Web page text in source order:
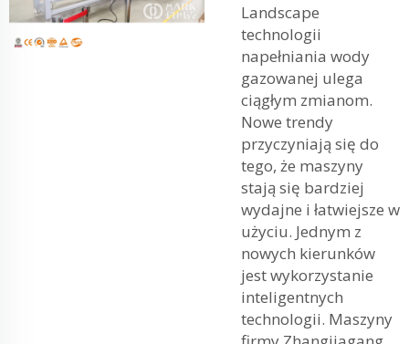
Landscape
technologii
napełniania wody
gazowanej ulega
ciągłym zmianom.
Nowe trendy
przyczyniają się do
tego, że maszyny
stają się bardziej
wydajne i łatwiejsze w
użyciu. Jednym z
nowych kierunków
jest wykorzystanie
inteligentnych
technologii. Maszyny